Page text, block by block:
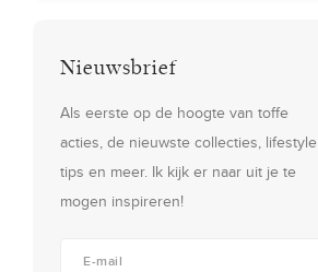
Nieuwsbrief
Als eerste op de hoogte van toffe
acties, de nieuwste collecties, lifestyle
tips en meer. Ik kijk er naar uit je te
mogen inspireren!